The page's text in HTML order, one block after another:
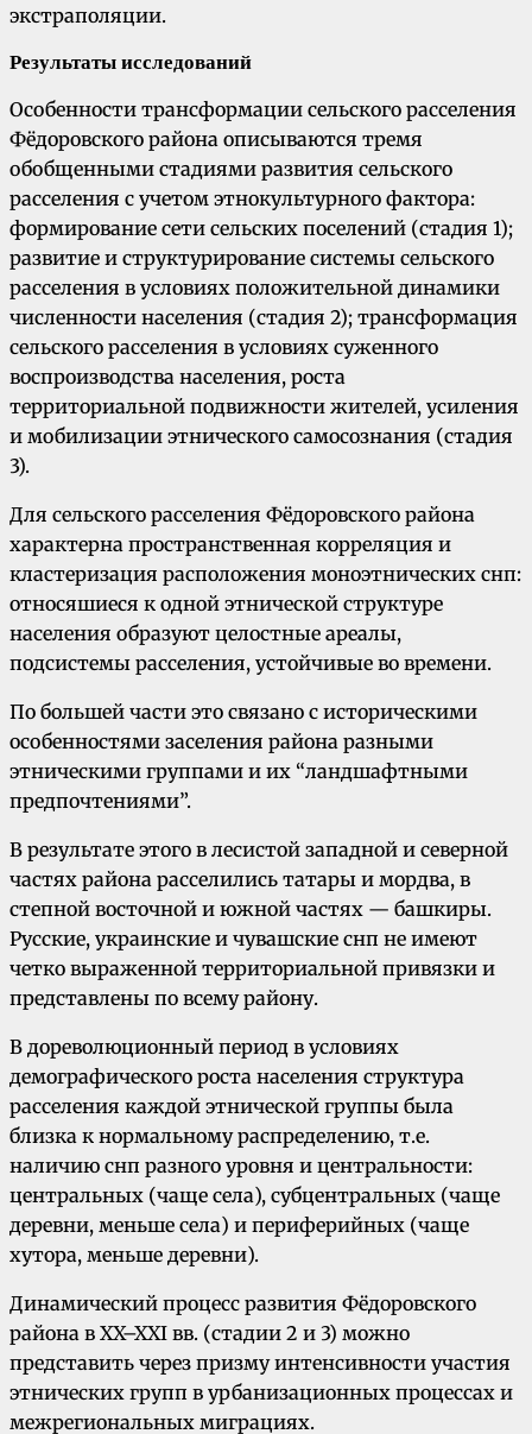
экстраполяции.
Результаты исследований
Особенности трансформации сельского расселения
Фёдоровского района описываются тремя
обобщенными стадиями развития сельского
расселения с учетом этнокультурного фактора:
формирование сети сельских поселений (стадия 1);
развитие и структурирование системы сельского
расселения в условиях положительной динамики
численности населения (стадия 2); трансформация
сельского расселения в условиях суженного
воспроизводства населения, роста
территориальной подвижности жителей, усиления
и мобилизации этнического самосознания (стадия
3).
Для сельского расселения Фёдоровского района
характерна пространственная корреляция и
кластеризация расположения моноэтнических снп:
относяшиеся к одной этнической структуре
населения образуют целостные ареалы,
подсистемы расселения, устойчивые во времени.
По большей части это связано с историческими
особенностями заселения района разными
этническими группами и их “ландшафтными
предпочтениями”.
В результате этого в лесистой западной и северной
частях района расселились татары и мордва, в
степной восточной и южной частях — башкиры.
Русские, украинские и чувашские снп не имеют
четко выраженной территориальной привязки и
представлены по всему району.
В дореволюционный период в условиях
демографического роста населения структура
расселения каждой этнической группы была
близка к нормальному распределению, т.е.
наличию снп разного уровня и центральности:
центральных (чаще села), субцентральных (чаще
деревни, меньше села) и периферийных (чаще
хутора, меньше деревни).
Динамический процесс развития Фёдоровского
района в XX–XXI вв. (стадии 2 и 3) можно
представить через призму интенсивности участия
этнических групп в урбанизационных процессах и
межрегиональных миграциях.